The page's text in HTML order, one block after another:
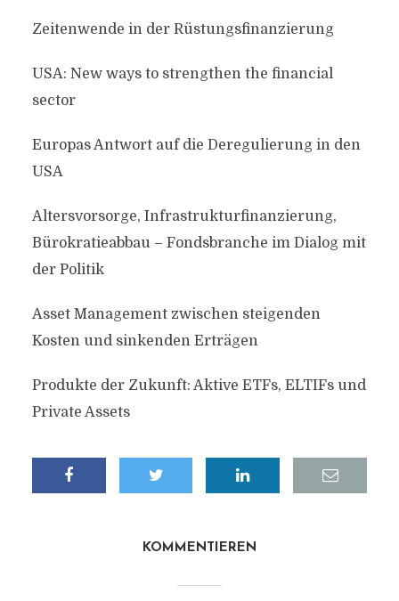
Zeitenwende in der Rüstungsfinanzierung
USA: New ways to strengthen the financial
sector
Europas Antwort auf die Deregulierung in den
USA
Altersvorsorge, Infrastrukturfinanzierung,
Bürokratieabbau – Fondsbranche im Dialog mit
der Politik
Asset Management zwischen steigenden
Kosten und sinkenden Erträgen
Produkte der Zukunft: Aktive ETFs, ELTIFs und
Private Assets
KOMMENTIEREN